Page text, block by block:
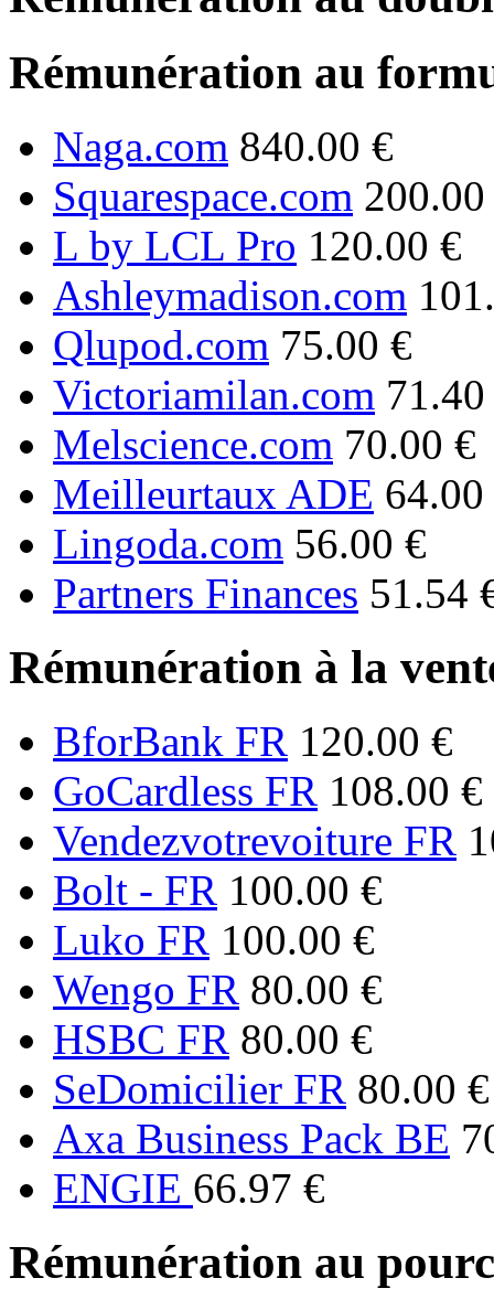
Rémunération au
Naga.com 840.00 €
Squarespace.com
L by LCL Pro 120.00 €
Ashleymadison.com
Qlupod.com 75.00 €
Victoriamilan.com
Melscience.com 70.00 €
Meilleurtaux ADE 64.00
Lingoda.com 56.00 €
Partners Finances 51.54
Rémunération à la
BforBank FR 120.00 €
GoCardless FR 108.00 €
Vendezvotrevoiture FR
Bolt - FR 100.00 €
Luko FR 100.00 €
Wengo FR 80.00 €
HSBC FR 80.00 €
SeDomicilier FR 80.00 €
Axa Business Pack BE
ENGIE 66.97 €
Rémunération au